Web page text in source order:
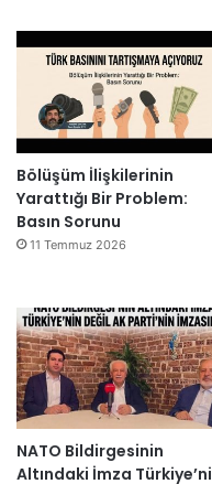
Bölüşüm İlişkilerinin
Yarattığı Bir Problem:
Basın Sorunu
11 Temmuz 2026
NATO Bildirgesinin
Altındaki İmza